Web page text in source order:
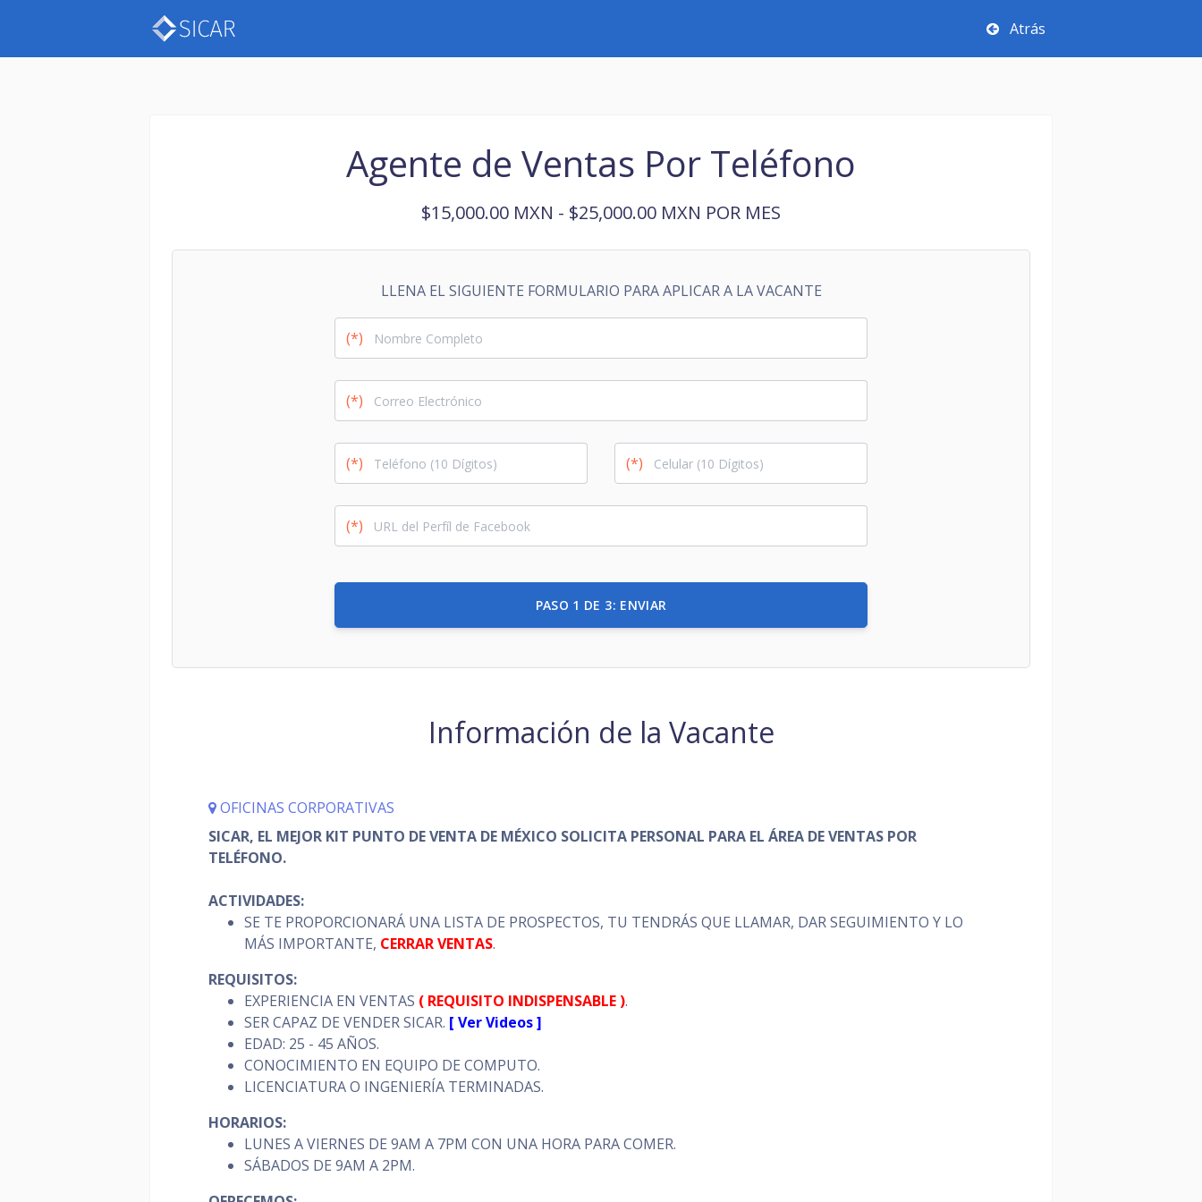
Atrás
Agente de Ventas Por Teléfono
$15,000.00 MXN - $25,000.00 MXN POR MES
LLENA EL SIGUIENTE FORMULARIO PARA APLICAR A LA VACANTE
(*)
(*)
(*) (*)
(*)
PASO 1 DE 3: ENVIAR
Información de la Vacante
OFICINAS CORPORATIVAS
SICAR, EL MEJOR KIT PUNTO DE VENTA DE MÉXICO SOLICITA PERSONAL PARA EL ÁREA DE VENTAS POR
TELÉFONO.
ACTIVIDADES:
SE TE PROPORCIONARÁ UNA LISTA DE PROSPECTOS, TU TENDRÁS QUE LLAMAR, DAR SEGUIMIENTO Y LO
MÁS IMPORTANTE, CERRAR VENTAS.
REQUISITOS:
EXPERIENCIA EN VENTAS ( REQUISITO INDISPENSABLE ).
SER CAPAZ DE VENDER SICAR. [ Ver Videos ]
EDAD: 25 - 45 AÑOS.
CONOCIMIENTO EN EQUIPO DE COMPUTO.
LICENCIATURA O INGENIERÍA TERMINADAS.
HORARIOS:
LUNES A VIERNES DE 9AM A 7PM CON UNA HORA PARA COMER.
SÁBADOS DE 9AM A 2PM.